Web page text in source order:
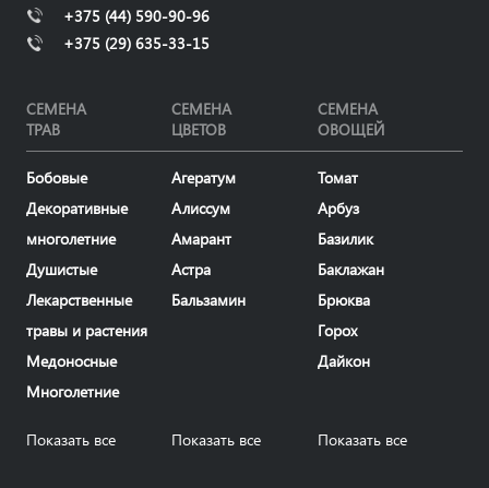
+375 (44) 590-90-96
+375 (29) 635-33-15
СЕМЕНА
ТРАВ
СЕМЕНА
ЦВЕТОВ
СЕМЕНА
ОВОЩЕЙ
Бобовые
Декоративные
многолетние
Душистые
Лекарственные
травы и растения
Медоносные
Многолетние
Показать все
Агератум
Алиссум
Амарант
Астра
Бальзамин
Показать все
Томат
Арбуз
Базилик
Баклажан
Брюква
Горох
Дайкон
Показать все